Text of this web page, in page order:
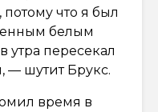
что я был
белым
утра пересекал
шутит Брукс.
время в